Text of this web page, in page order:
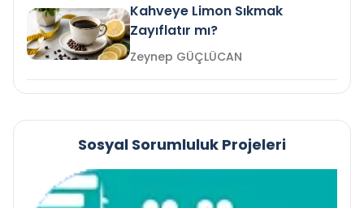
Kahveye Limon Sıkmak
Zayıflatır mı?
Zeynep GÜÇLÜCAN
Sosyal Sorumluluk Projeleri